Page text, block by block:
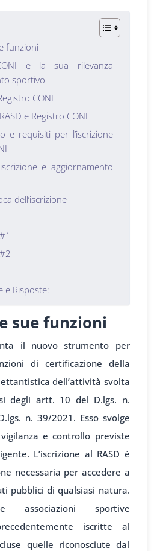
funzioni
e la sua rilevanza
sportivo
CONI
e Registro CONI
e requisiti per l’iscrizione
e aggiornamento
dell’iscrizione
e Risposte:
sue funzioni
il nuovo strumento per
di certificazione della
dell’attività svolta
degli artt. 10 del D.lgs. n.
n. 39/2021. Esso svolge
e controllo previste
L’iscrizione al RASD è
necessaria per accedere a
pubblici di qualsiasi natura.
sportive
iscritte al
quelle riconosciute dal